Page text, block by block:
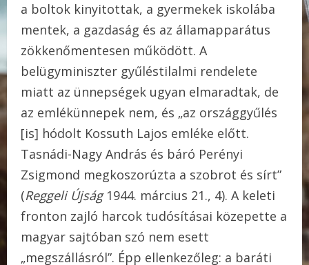
a boltok kinyitottak, a gyermekek iskolába
mentek, a gazdaság és az államapparátus
zökkenőmentesen működött. A
belügyminiszter gyűléstilalmi rendelete
miatt az ünnepségek ugyan elmaradtak, de
az emlékünnepek nem, és „az országgyűlés
[is] hódolt Kossuth Lajos emléke előtt.
Tasnádi-Nagy András és báró Perényi
Zsigmond megkoszorúzta a szobrot és sírt”
(Reggeli Újság1944. március 21., 4). A keleti
fronton zajló harcok tudósításai közepette a
magyar sajtóban szó nem esett
„megszállásról”. Épp ellenkezőleg: a baráti